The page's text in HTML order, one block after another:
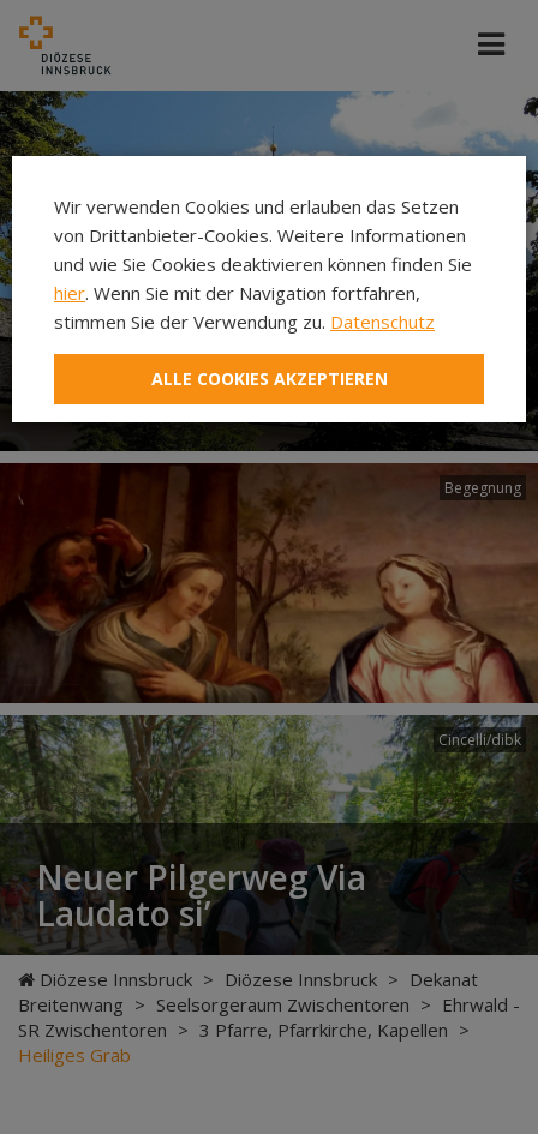
Pfarre Ehrwald
Begegnung
Cincelli/dibk
Neuer Pilgerweg Via
Laudato si’
Diözese Innsbruck > Diözese Innsbruck > Dekanat
Breitenwang > Seelsorgeraum Zwischentoren > Ehrwald -
SR Zwischentoren > 3 Pfarre, Pfarrkirche, Kapellen >
Heiliges Grab
Wir verwenden Cookies und erlauben das Setzen
von Drittanbieter-Cookies. Weitere Informationen
und wie Sie Cookies deaktivieren können finden Sie
hier. Wenn Sie mit der Navigation fortfahren,
stimmen Sie der Verwendung zu. Datenschutz
ALLE COOKIES AKZEPTIEREN